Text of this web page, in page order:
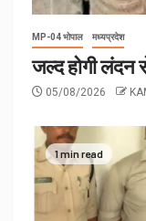
MP-04 भोपाल मध्यप्रदेश
जल्द होगी लंदन से
05/08/2026
1 min read